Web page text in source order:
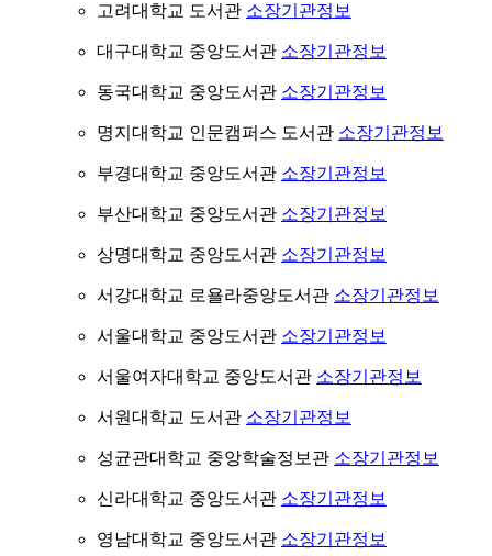
고려대학교 도서관 소장기관정보
대구대학교 중앙도서관 소장기관정보
동국대학교 중앙도서관 소장기관정보
명지대학교 인문캠퍼스 도서관 소장기관정보
부경대학교 중앙도서관 소장기관정보
부산대학교 중앙도서관 소장기관정보
상명대학교 중앙도서관 소장기관정보
서강대학교 로욜라중앙도서관 소장기관정보
서울대학교 중앙도서관 소장기관정보
서울여자대학교 중앙도서관 소장기관정보
서원대학교 도서관 소장기관정보
성균관대학교 중앙학술정보관 소장기관정보
신라대학교 중앙도서관 소장기관정보
영남대학교 중앙도서관 소장기관정보